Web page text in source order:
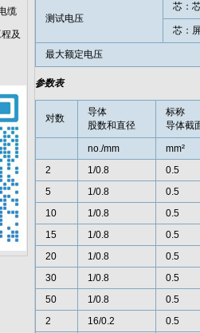
缆
及
测试电压
芯：
芯：
最大额定电压
参数表
对数
导体
股数和直径
标称
导体截
no./mm
mm²
2
1/0.8
0.5
5
1/0.8
0.5
10
1/0.8
0.5
15
1/0.8
0.5
20
1/0.8
0.5
30
1/0.8
0.5
50
1/0.8
0.5
2
16/0.2
0.5